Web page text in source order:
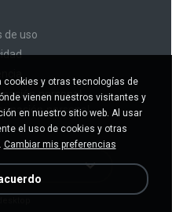
de uso
personal
personal
cookies y otras tecnologías de
vienen nuestros visitantes y
en nuestro sitio web. Al usar
el uso de cookies y otras
Cambiar mis preferencias